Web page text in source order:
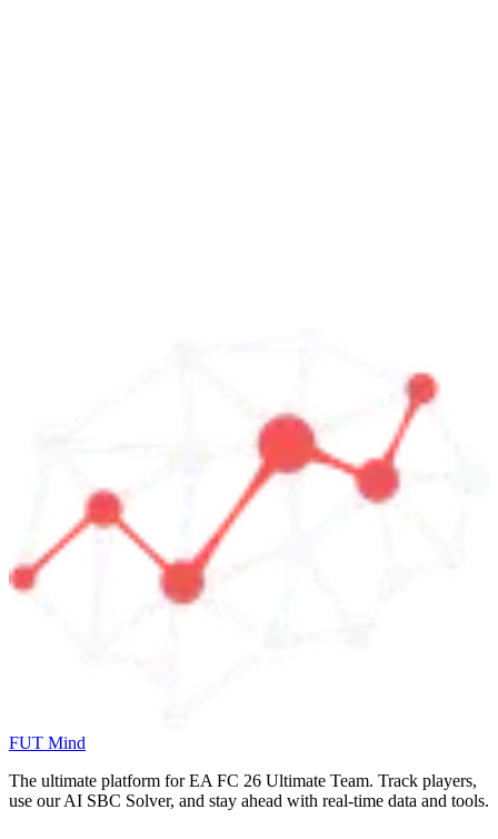
FUT Mind
The ultimate platform for EA FC 26 Ultimate Team. Track players,
use our AI SBC Solver, and stay ahead with real-time data and tools.